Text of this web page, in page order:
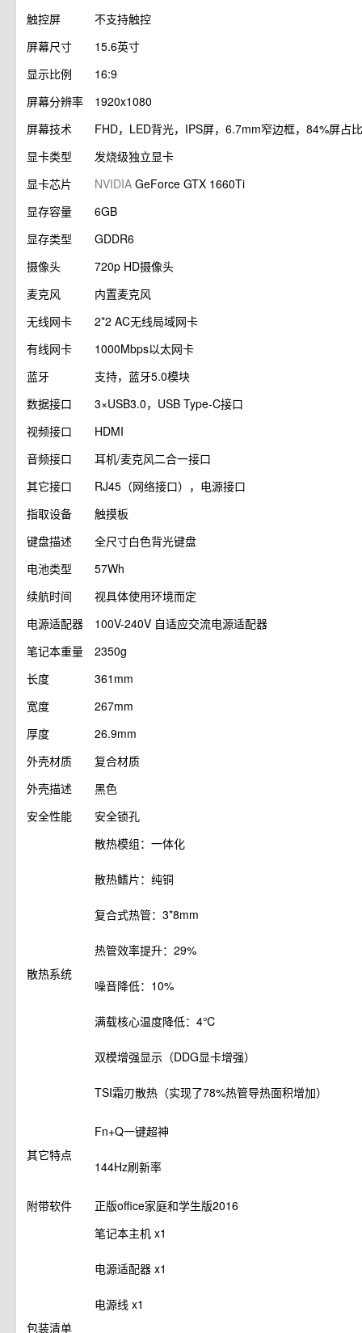
触控屏
不支持触控
屏幕尺寸
15.6英寸
显示比例
16:9
屏幕分辨率
1920x1080
屏幕技术
FHD，LED背光，IPS屏，6.7mm窄边框，84%屏占
显卡类型
发烧级独立显卡
显卡芯片
NVIDIA GeForce GTX 1660Ti
显存容量
6GB
显存类型
GDDR6
摄像头
720p HD摄像头
麦克风
内置麦克风
无线网卡
2*2 AC无线局域网卡
有线网卡
1000Mbps以太网卡
蓝牙
支持，蓝牙5.0模块
数据接口
3×USB3.0，USB Type-C接口
视频接口
HDMI
音频接口
耳机/麦克风二合一接口
其它接口
RJ45（网络接口），电源接口
指取设备
触摸板
键盘描述
全尺寸白色背光键盘
电池类型
57Wh
续航时间
视具体使用环境而定
电源适配器
100V-240V 自适应交流电源适配器
笔记本重量
2350g
长度
361mm
宽度
267mm
厚度
26.9mm
外壳材质
复合材质
外壳描述
黑色
安全性能
安全锁孔
散热系统
散热模组：一体化
散热鳍片：纯铜
复合式热管：3*8mm
热管效率提升：29%
噪音降低：10%
满载核心温度降低：4℃
双模增强显示（DDG显卡增强）
TSI霜刃散热（实现了78%热管导热面积增加）
其它特点
Fn+Q一键超神
144Hz刷新率
附带软件 正版office家庭和学生版2016
包装清单
笔记本主机 x1
电源适配器 x1
电源线 x1